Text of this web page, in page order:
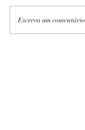
Escreva um comentário